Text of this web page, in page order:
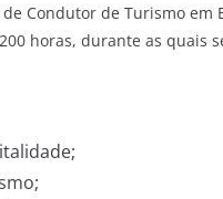
Condutor de Turismo em
horas, durante as quais